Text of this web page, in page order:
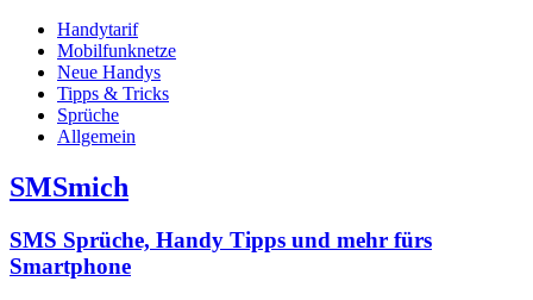
Handytarif
Mobilfunknetze
Neue Handys
Tipps & Tricks
Sprüche
Allgemein
SMSmich
SMS Sprüche, Handy Tipps und mehr fürs
Smartphone